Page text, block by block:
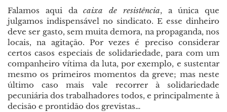
Falamos aqui dacaixa de resistência, a única que
julgamos indispensável no sindicato. E esse dinheiro
deve ser gasto, sem muita demora, na propaganda, nos
locais, na agitação. Por vezes é preciso considerar
certos casos especiais de solidariedade, para com um
companheiro vítima da luta, por exemplo, e sustentar
mesmo os primeiros momentos da greve; mas neste
último caso mais vale recorrer à solidariedade
pecuniária dos trabalhadores todos, e principalmente à
decisão e prontidão dos grevistas…